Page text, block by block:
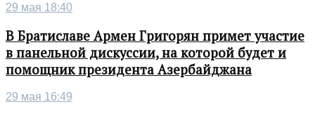
29 мая 18:40
В Братиславе Армен Григорян примет участие
в панельной дискуссии, на которой будет и
помощник президента Азербайджана
29 мая 16:49